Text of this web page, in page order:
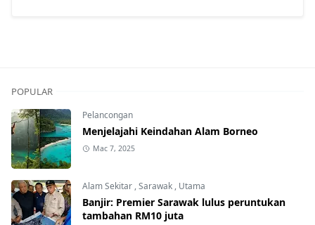
POPULAR
Pelancongan
Menjelajahi Keindahan Alam Borneo
Mac 7, 2025
Alam Sekitar ,Sarawak , Utama
Banjir: Premier Sarawak lulus peruntukan
tambahan RM10 juta